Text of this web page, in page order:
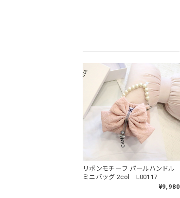
リボンモチーフ パールハンドル
ミニバッグ 2col L00117
¥9,980